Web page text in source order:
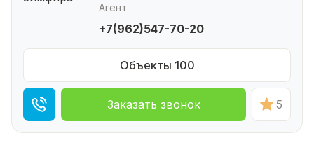
Агент
+7(962)547-70-20
Объекты 100
Заказать звонок 5